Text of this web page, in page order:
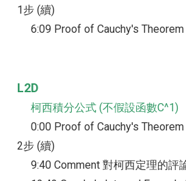
1步 (續)
6:09 Proof of Cauchy's
L2D
柯西積分公式 (不假設函數C^1)
0:00 Proof of Cauchy's
2步 (續)
9:40 Comment 對柯西定理的評